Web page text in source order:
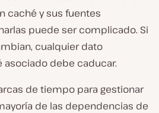
caché y sus fuentes
puede ser complicado. Si
cualquier dato
debe caducar.
de tiempo para gestionar
de las dependencias de